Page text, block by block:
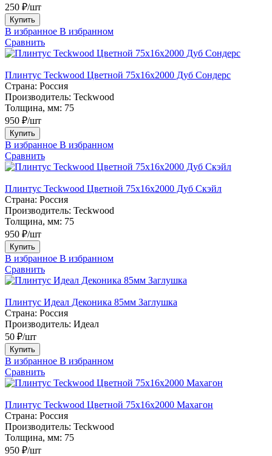
250 ₽/шт
Купить
В избранное В избранном
Сравнить
Плинтус Teckwood Цветной 75х16х2000 Дуб Сондерс
Страна: Россия
Производитель: Teckwood
Толщина, мм: 75
950 ₽/шт
Купить
В избранное В избранном
Сравнить
Плинтус Teckwood Цветной 75х16х2000 Дуб Скэйл
Страна: Россия
Производитель: Teckwood
Толщина, мм: 75
950 ₽/шт
Купить
В избранное В избранном
Сравнить
Плинтус Идеал Деконика 85мм Заглушка
Страна: Россия
Производитель: Идеал
50 ₽/шт
Купить
В избранное В избранном
Сравнить
Плинтус Teckwood Цветной 75х16х2000 Махагон
Страна: Россия
Производитель: Teckwood
Толщина, мм: 75
950 ₽/шт